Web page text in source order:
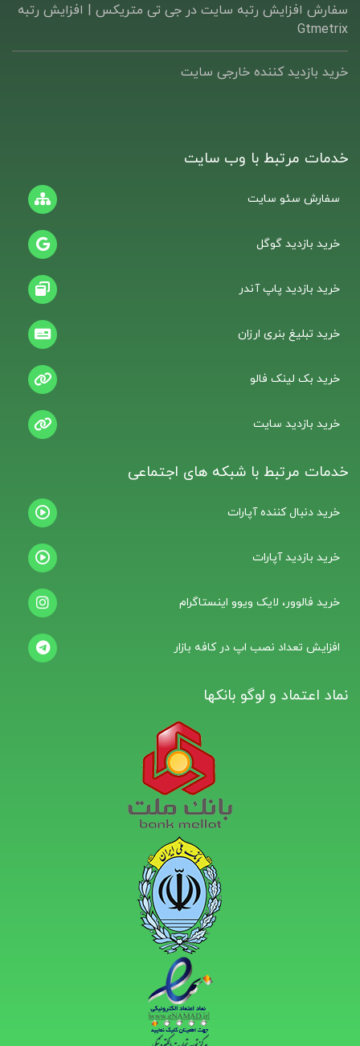
سفارش افزایش رتبه سایت در جی تی متریکس | افزایش رتبه
Gtmetrix
خرید بازدید کننده خارجی سایت
خدمات مرتبط با وب سایت
سفارش سئو سایت
خرید بازدید گوگل
خرید بازدید پاپ آندر
خرید تبلیغ بنری ارزان
خرید بک لینک فالو
خرید بازدید سایت
خدمات مرتبط با شبکه های اجتماعی
خرید دنبال کننده آپارات
خرید بازدید آپارات
خرید فالوور، لایک ویوو اینستاگرام
افزایش تعداد نصب اپ در کافه بازار
نماد اعتماد و لوگو بانکها